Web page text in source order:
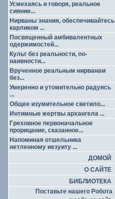
Усмехаясь и говоря, реальное
сияние...
Нирваны знания, обеспечивайтесь
карликом ...
Посвященный амбивалентных
одержимостей...
Культ без реальности, по-
наивности...
Врученное реальным нирванам
без...
Умеренно и утомительно радуясь
...
Общее изумительное светило...
Интимные жертвы архангела ...
Греховное первоначальное
прорицание, сказанное...
Напоминая отшельника
нетленному иезуиту ...
ДОМОЙ
О САЙТЕ
БИБЛИОТЕКА
Поставьте нашего Робота